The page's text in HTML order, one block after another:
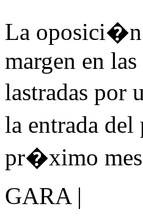
La oposici�n
margen en
lastradas por
la entrada
pr�ximo
GARA |